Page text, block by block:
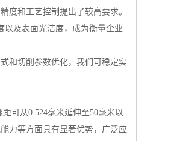
度和工艺控制提出了较高要求。
以及表面光洁度，成为衡量企业
和切削参数优化，我们可稳定实
可从0.524毫米延伸至50毫米以
力等方面具有显著优势，广泛应